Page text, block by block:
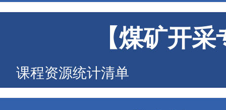
【煤矿开
课程资源统计清单